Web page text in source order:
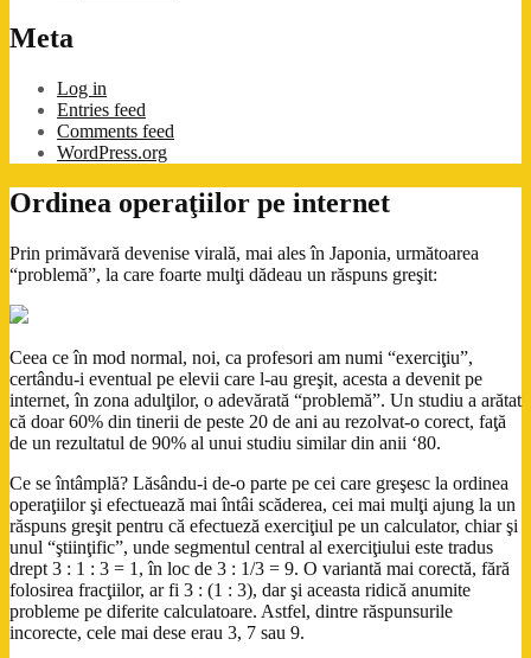
Meta
Log in
Entries feed
Comments feed
WordPress.org
Ordinea operaţiilor pe internet
Prin primăvară devenise virală, mai ales în Japonia, următoarea
“problemă”, la care foarte mulţi dădeau un răspuns greşit:
Ceea ce în mod normal, noi, ca profesori am numi “exerciţiu”,
certându-i eventual pe elevii care l-au greşit, acesta a devenit pe
internet, în zona adulţilor, o adevărată “problemă”. Un studiu a arătat
că doar 60% din tinerii de peste 20 de ani au rezolvat-o corect, faţă
de un rezultatul de 90% al unui studiu similar din anii ‘80.
Ce se întâmplă? Lăsându-i de-o parte pe cei care greşesc la ordinea
operaţiilor şi efectuează mai întâi scăderea, cei mai mulţi ajung la un
răspuns greşit pentru că efectueză exerciţiul pe un calculator, chiar şi
unul “ştiinţific”, unde segmentul central al exerciţiului este tradus
drept 3 : 1 : 3 = 1, în loc de 3 : 1/3 = 9. O variantă mai corectă, fără
folosirea fracţiilor, ar fi 3 : (1 : 3), dar şi aceasta ridică anumite
probleme pe diferite calculatoare. Astfel, dintre răspunsurile
incorecte, cele mai dese erau 3, 7 sau 9.